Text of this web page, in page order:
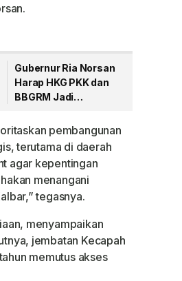
Gubernur Ria Norsan
Harap HKG PKK dan
BBGRM Jadi
Pemberdayaan
Masyarakat
pembangunan
terutama di daerah
agar kepentingan
menangani
tegasnya.
menyampaikan
jembatan Kecapah
memutus akses